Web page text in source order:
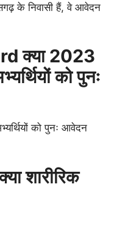
के निवासी हैं, वे आवेदन
क्या 2023
को पुनः
को पुनः आवेदन
शारीरिक